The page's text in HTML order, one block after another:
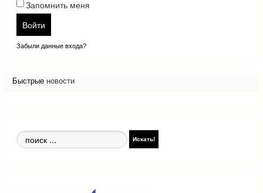
Запомнить меня
Войти
Забыли данные входа?
Быстрые новости
Поиск
по
Искать!